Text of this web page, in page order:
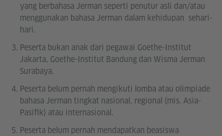
yang berbahasa Jerman seperti penutur asli dan/atau
menggunakan bahasa Jerman dalam kehidupan sehari-
hari.
Peserta bukan anak dari pegawai Goethe-Institut
Jakarta, Goethe-Institut Bandung dan Wisma Jerman
Surabaya.
Peserta belum pernah mengikuti lomba atau olimpiade
bahasa Jerman tingkat nasional, regional (mis. Asia-
Pasifik) atau internasional.
Peserta belum pernah mendapatkan beasiswa